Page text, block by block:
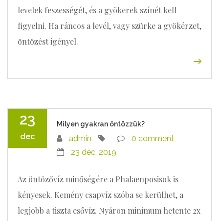
levelek feszességét, és a gyökerek színét kell
figyelni. Ha ráncos a levél, vagy szürke a gyökérzet,
öntözést igényel.
23
dec
Milyen gyakran öntözzük?
admin
0 comment
23 dec, 2019
Az öntözővíz minőségére a Phalaenposisok is
kényesek. Kemény csapvíz szóba se kerülhet, a
legjobb a tiszta esővíz. Nyáron minimum hetente 2x